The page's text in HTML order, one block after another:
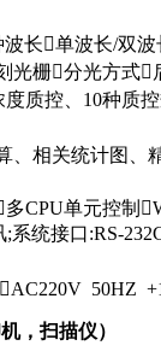
波长单波长/双
光栅分光方式
质控、10种质
、相关统计图、
CPU单元控制
;系统接口:RS-
50HZ
，扫描仪）